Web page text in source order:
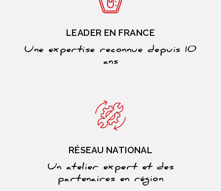
LEADER EN FRANCE
Une expertise reconnue depuis 10
ans
RÉSEAU NATIONAL
Un atelier expert et des
partenaires en région